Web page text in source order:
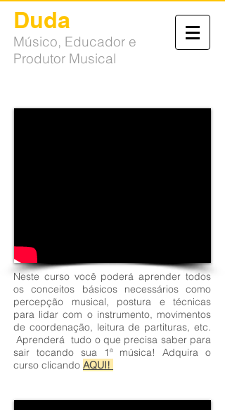
Duda
Músico, Educador e
Produtor Musical
Neste curso você poderá aprender todos
os conceitos básicos necessários como
percepção musical, postura e técnicas
para lidar com o instrumento, movimentos
de coordenação, leitura de partituras, etc.
Aprenderá tudo o que precisa saber para
sair tocando sua 1ª música! Adquira o
curso clicando AQUI!